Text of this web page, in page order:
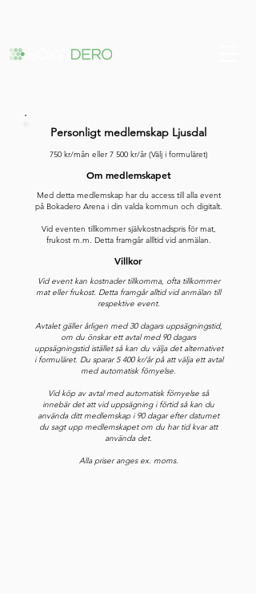
Personligt medlemskap Ljusdal
750 kr/mån eller 7 500 kr/år (Välj i formuläret)
Om medlemskapet
​Med detta medlemskap har du access till alla event
på Bokadero Arena i din valda kommun och digitalt.
Vid eventen tillkommer självkostnadspris för mat,
frukost m.m. Detta framgår allltid vid anmälan.​​
Villkor
Vid event kan kostnader tillkomma, ofta tillkommer
mat eller frukost. Detta framgår alltid vid anmälan till
respektive event.
Avtalet gäller årligen med 30 dagars uppsägningstid,
om du önskar ett avtal med 90 dagars
uppsägningstid istället så kan du välja det alternativet
i formuläret. Du sparar 5 400 kr/år på att välja ett avtal
med automatisk förnyelse.
Vid köp av avtal med automatisk förnyelse så
innebär det att vid uppsägning i förtid så kan du
använda ditt medlemskap i 90 dagar efter datumet
du sagt upp medlemskapet om du har tid kvar att
använda det.
Alla priser anges ex. moms.